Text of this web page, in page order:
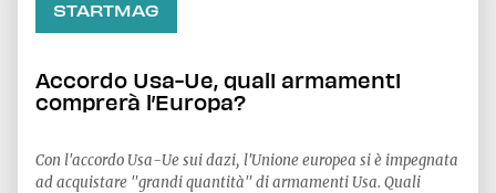
STARTMAG
Accordo Usa-Ue, quali armamenti
comprerà l’Europa?
Con l'accordo Usa-Ue sui dazi, l'Unione europea si è impegnata
ad acquistare "grandi quantità" di armamenti Usa. Quali